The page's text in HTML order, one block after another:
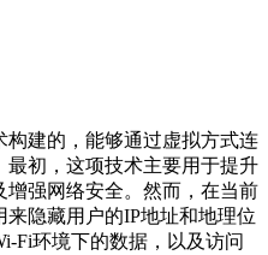
建的，能够通过虚拟方式连
初，这项技术主要用于提升
增强网络安全。然而，在当前
隐藏用户的IP地址和地理位
Fi环境下的数据，以及访问